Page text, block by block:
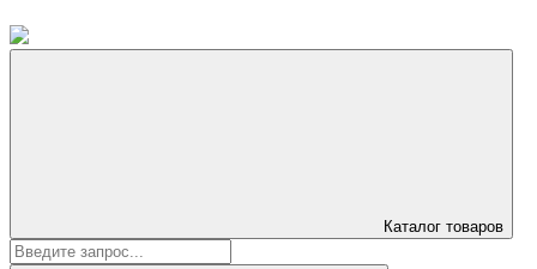
Каталог товаров